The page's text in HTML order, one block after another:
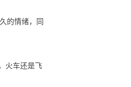
的情绪，同
火车还是飞